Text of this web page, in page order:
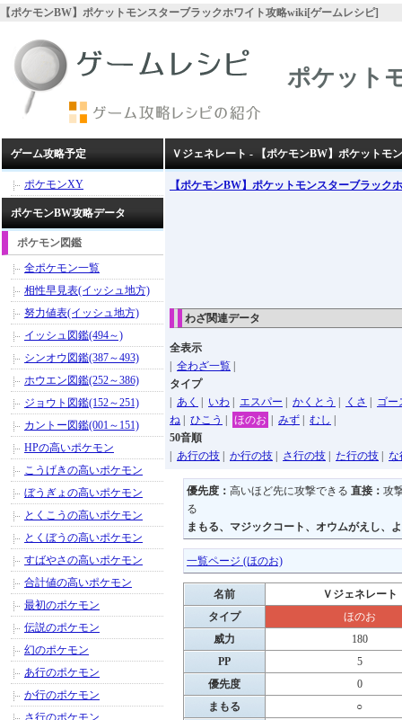
【ポケモンBW】ポケットモンスターブラックホワイト攻略wiki[ゲームレシピ]
ポケット
Ｖジェネレート - 【ポケモンBW】ポケットモ
【ポケモンBW】ポケットモンスターブラック
わざ関連データ
全表示
全わざ一覧
タイプ
あく いわ エスパー かくとう くさ
ゴー
ね
ひこう ほのお みず むし
50音順
あ行の技 か行の技 さ行の技 た行の技 な
優先度： 高いほど先に攻撃できる 直接： 攻
る
まもる、マジックコート、オウムがえし、
一覧ページ (ほのお)
名前
Ｖジェネレート
タイプ
ほのお
威力
180
PP
5
優先度
0
まもる
○
ゲーム攻略予定
ポケモンXY
ポケモンBW攻略データ
ポケモン図鑑
全ポケモン一覧
相性早見表(イッシュ地方)
努力値表(イッシュ地方)
イッシュ図鑑(494～)
シンオウ図鑑(387～493)
ホウエン図鑑(252～386)
ジョウト図鑑(152～251)
カントー図鑑(001～151)
HPの高いポケモン
こうげきの高いポケモン
ぼうぎょの高いポケモン
とくこうの高いポケモン
とくぼうの高いポケモン
すばやさの高いポケモン
合計値の高いポケモン
最初のポケモン
伝説のポケモン
幻のポケモン
あ行のポケモン
か行のポケモン
さ行のポケモン